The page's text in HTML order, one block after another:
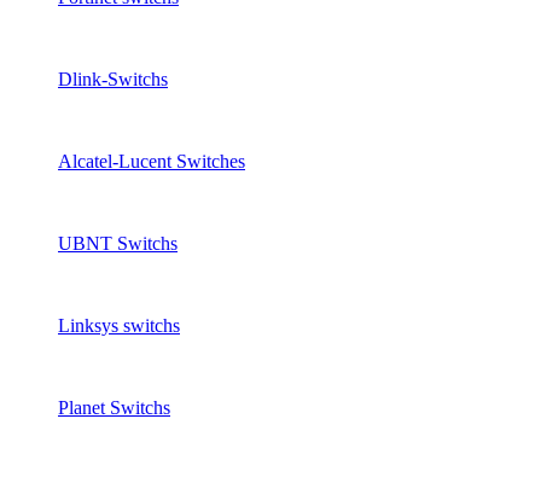
Dlink-Switchs
Alcatel-Lucent Switches
UBNT Switchs
Linksys switchs
Planet Switchs